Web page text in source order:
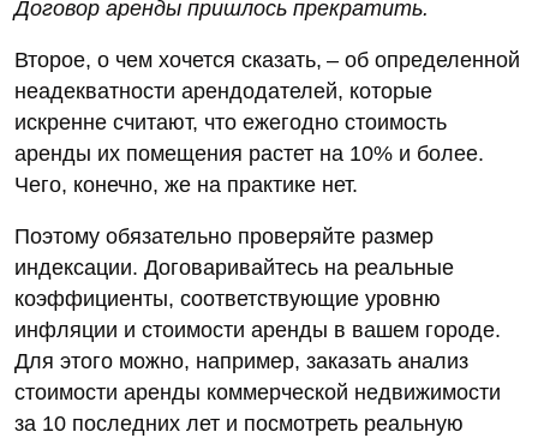
Договор аренды пришлось прекратить.
Второе, о чем хочется сказать, – об определенной
неадекватности арендодателей, которые
искренне считают, что ежегодно стоимость
аренды их помещения растет на 10% и более.
Чего, конечно, же на практике нет.
Поэтому обязательно проверяйте размер
индексации. Договаривайтесь на реальные
коэффициенты, соответствующие уровню
инфляции и стоимости аренды в вашем городе.
Для этого можно, например, заказать анализ
стоимости аренды коммерческой недвижимости
за 10 последних лет и посмотреть реальную